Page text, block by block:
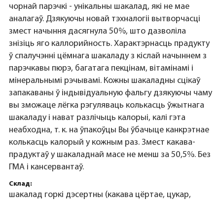
чорнай парэчкі - унікальны шакалад, які не мае
аналагаў. Дзякуючы новай тэхналогіі вытворчасці
змест начыння дасягнула 50%, што дазволіла
знізіць яго каллорийность. Характэрнасць прадукту
ў спалучэнні цёмнага шакаладу з кіслай начыннем з
парэчкавы пюрэ, багатага пекцінам, вітамінамі і
мінеральнымі рэчывамі. Кожны шакаладны сцікаў
запакаваны ў індывідуальную фальгу дзякуючы чаму
вы зможаце лёгка рэгуляваць колькасць ўжытнага
шакаладу і нават разлічыць калорыі, калі гэта
неабходна, т. к. на ўпакоўцы Вы ўбачыце канкрэтнае
колькасць калорый у кожным раз. Змест какава-
прадуктаў у шакаладнай масе не менш за 50,5%. Без
ГМА і кансервантаў.
Склад:
шакалад горкі дэсертны (какава цёртае, цукар,